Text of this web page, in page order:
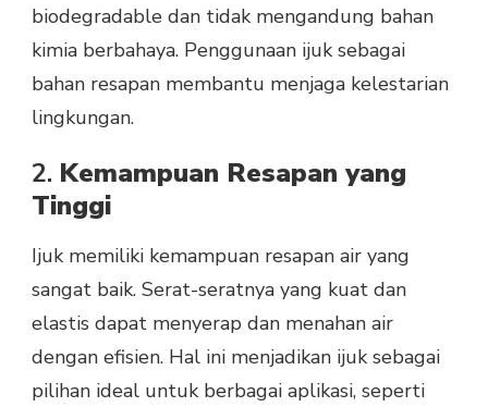
biodegradable dan tidak mengandung bahan
kimia berbahaya. Penggunaan ijuk sebagai
bahan resapan membantu menjaga kelestarian
lingkungan.
2. Kemampuan Resapan yang
Tinggi
Ijuk memiliki kemampuan resapan air yang
sangat baik. Serat-seratnya yang kuat dan
elastis dapat menyerap dan menahan air
dengan efisien. Hal ini menjadikan ijuk sebagai
pilihan ideal untuk berbagai aplikasi, seperti